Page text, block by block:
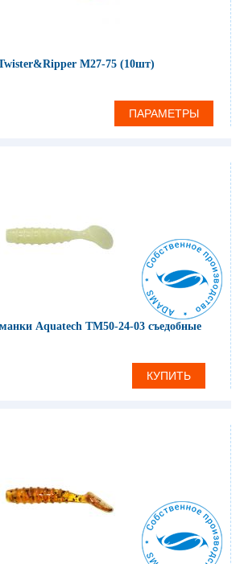
M27-75 (10шт)
ПАРАМЕТРЫ
Aquatech ТМ50-24-03 съедобные
КУПИТЬ